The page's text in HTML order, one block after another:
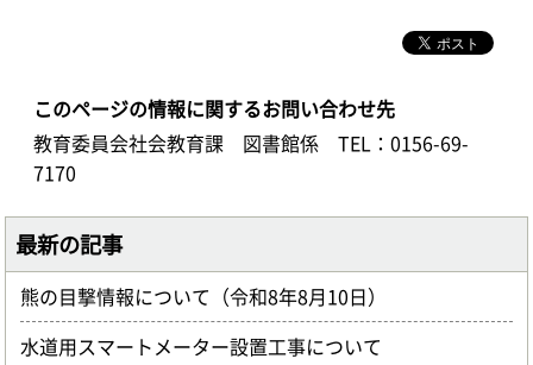
このページの情報に関するお問い合わせ先
教育委員会社会教育課 図書館係
TEL：0156-69-
7170
最新の記事
熊の目撃情報について（令和8年8月10日）
水道用スマートメーター設置工事について